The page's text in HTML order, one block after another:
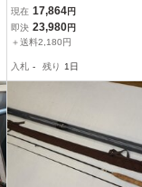
62-6 AIRRITE Stream ロ
ッド 6ピース・グラスフ
ァイバーフライロッド 釣
現在 17,864円
即決 23,980円
＋送料2,180円
入札 - 残り 1日